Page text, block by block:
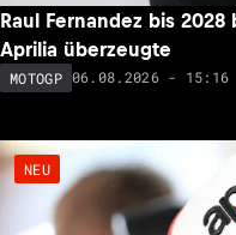
Raul Fernandez bis
Aprilia überzeugte
MOTOGP 06.08.2026 - 15:16
NEU